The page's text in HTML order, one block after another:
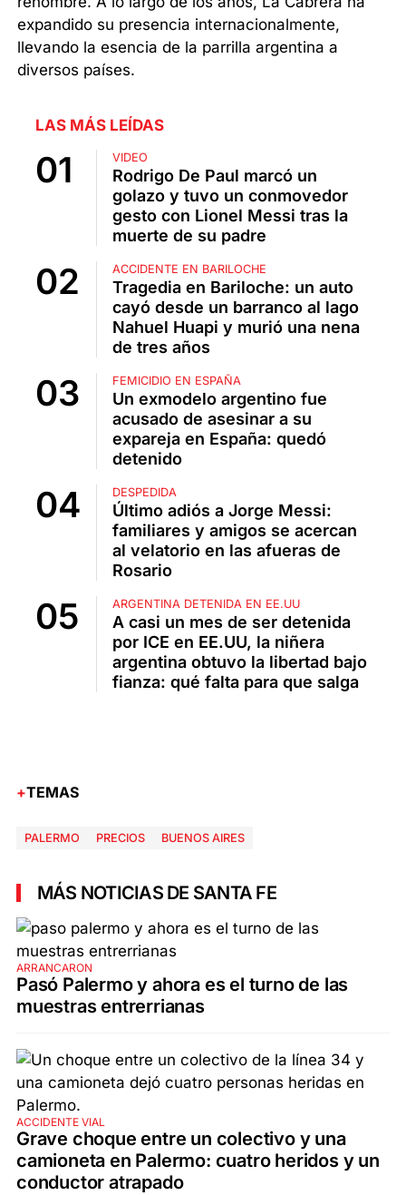
expandido su presencia internacionalmente,
llevando la esencia de la parrilla argentina a
diversos países.
LAS MÁS LEÍDAS
VIDEO
Rodrigo De Paul marcó un
golazo y tuvo un conmovedor
gesto con Lionel Messi tras la
muerte de su padre
ACCIDENTE EN BARILOCHE
Tragedia en Bariloche: un auto
cayó desde un barranco al lago
Nahuel Huapi y murió una nena
de tres años
FEMICIDIO EN ESPAÑA
Un exmodelo argentino fue
acusado de asesinar a su
expareja en España: quedó
detenido
DESPEDIDA
Último adiós a Jorge Messi:
familiares y amigos se acercan
al velatorio en las afueras de
Rosario
ARGENTINA DETENIDA EN EE.UU
A casi un mes de ser detenida
por ICE en EE.UU, la niñera
argentina obtuvo la libertad bajo
fianza: qué falta para que salga
TEMAS
PALERMO PRECIOS BUENOS AIRES
MÁS NOTICIAS DE SANTA FE
ARRANCARON
Pasó Palermo y ahora es el turno de las
muestras entrerrianas
ACCIDENTE VIAL
Grave choque entre un colectivo y una
camioneta en Palermo: cuatro heridos y un
conductor atrapado